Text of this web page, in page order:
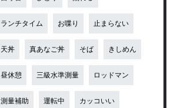
ランチタイム お喋り 止まらない
天丼 真あなご丼 そば きしめん
昼休憩 三級水準測量 ロッドマン
測量補助 運転中 カッコいい